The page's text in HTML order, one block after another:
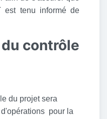
est tenu informé de
contrôle
du projet sera
pour la